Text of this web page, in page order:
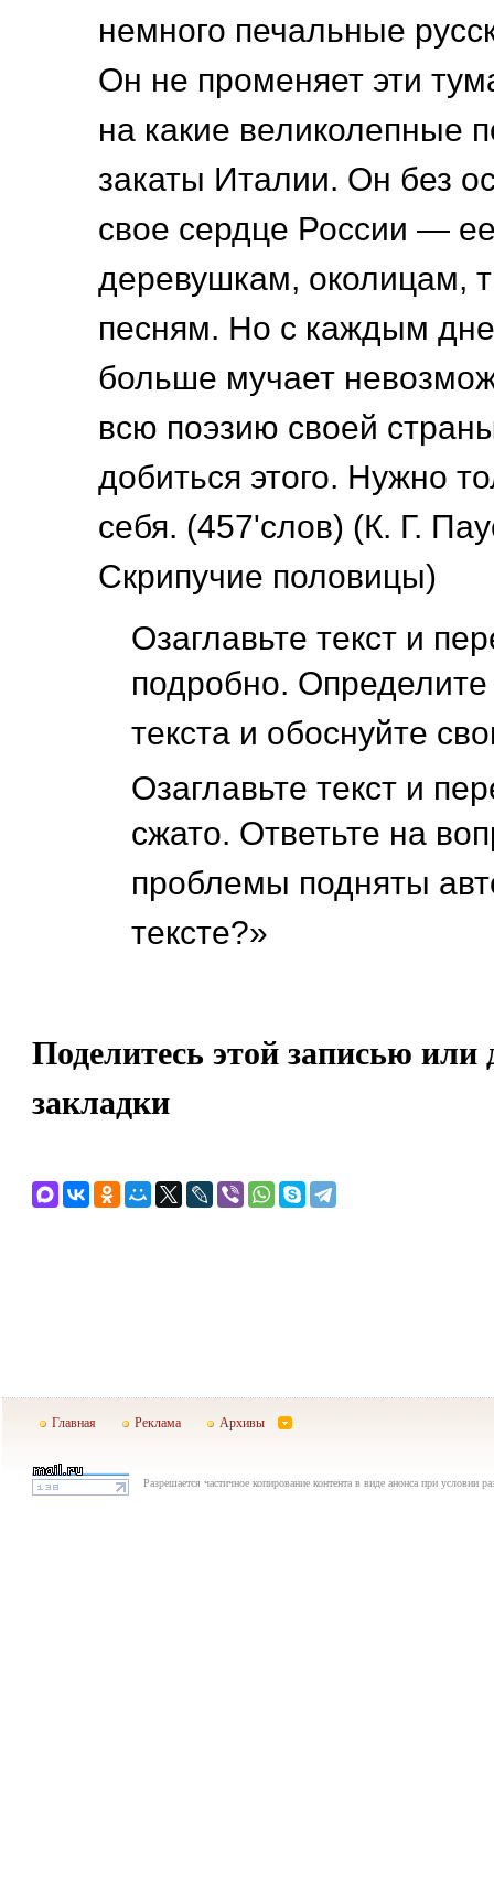
немного печальные
Он не променяет эти
на какие великолепные
закаты Италии. Он без
свое сердце России —
деревушкам, околицам,
песням. Но с каждым
больше мучает
всю поэзию своей
добиться этого. Нужно
себя. (457'слов) (К. Г.
Скрипучие половицы)
Озаглавьте текст и
подробно. Определите
текста и обоснуйте
Озаглавьте текст и
сжато. Ответьте на
проблемы подняты
тексте?»
Поделитесь этой записью или
закладки
Главная Реклама Архивы
Разрешается частичное копирование контента в виде анонса при условии